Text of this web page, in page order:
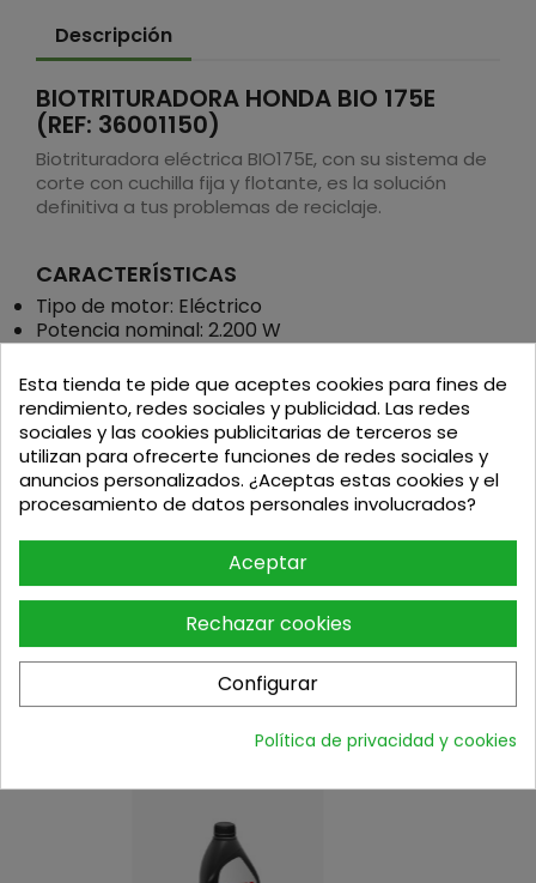
Descripción
BIOTRITURADORA HONDA BIO 175E
(REF: 36001150)
Biotrituradora eléctrica BIO175E, con su sistema de
corte con cuchilla fija y flotante, es la solución
definitiva a tus problemas de reciclaje.
CARACTERÍSTICAS
Tipo de motor: Eléctrico
Potencia nominal: 2.200 W
Número de cuchillas: 1 fija y 6 flotantes
Capacidad de trabajo: 2 m³/h - Según el tipo de
ramas
Diámetro máximo de corte: 4 cm
Sistema de transporte: Asa y ruedas
Alimentación de la tolva: Manual
Longitud: 120 cm
Peso (en seco): 53,0 Kg
Esta tienda te pide que aceptes cookies para fines de
rendimiento, redes sociales y publicidad. Las redes
sociales y las cookies publicitarias de terceros se
utilizan para ofrecerte funciones de redes sociales y
anuncios personalizados. ¿Aceptas estas cookies y el
procesamiento de datos personales involucrados?
Aceptar
Rechazar cookies
Configurar
Política de privacidad y cookies